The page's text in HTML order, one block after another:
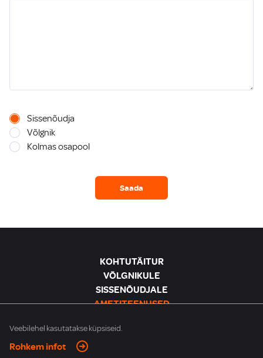
Sissenõudja
Võlgnik
Kolmas osapool
Saada
KOHTUTÄITUR
VÕLGNIKULE
SISSENÕUDJALE
AMETITEENUSED
BLANKETID
Veebilehel kasutatakse küpsiseid.
Rohkem infot